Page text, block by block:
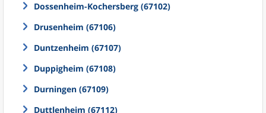
Dossenheim-Kochersberg (67102)
Drusenheim (67106)
Duntzenheim (67107)
Duppigheim (67108)
Durningen (67109)
Duttlenheim (67112)